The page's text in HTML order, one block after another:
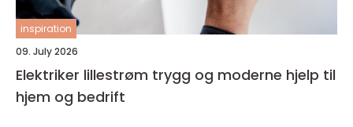
inspiration
09. July 2026
Elektriker lillestrøm trygg og moderne hjelp til
hjem og bedrift